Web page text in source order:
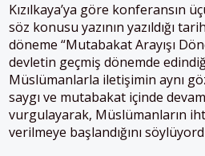
Kızılkaya’ya göre konferansın
söz konusu yazının yazıldığı
döneme “Mutabakat Arayışı
devletin geçmiş dönemde
Müslümanlarla iletişimin aynı
saygı ve mutabakat içinde
vurgulayarak, Müslümanların
verilmeye başlandığını